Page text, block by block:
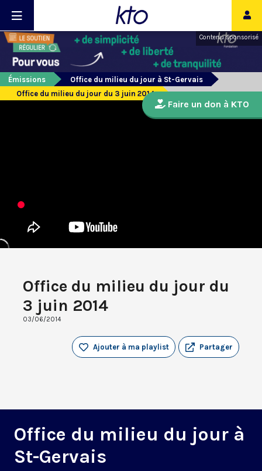
Contenu sponsorisé
Émissions
Office du milieu du jour à St-Gervais
Office du milieu du jour du 3 juin 2014
Office du milieu du jour du
3 juin 2014
03/06/2014
Partager
Ajouter à ma playlist
Office du milieu du jour à
St-Gervais
Faire un don à KTO